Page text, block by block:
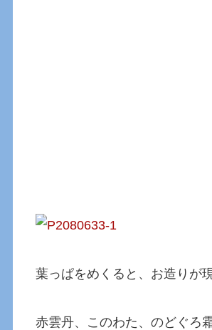
葉っぱをめくると、お造りが
赤雲丹、このわた、のどぐろ